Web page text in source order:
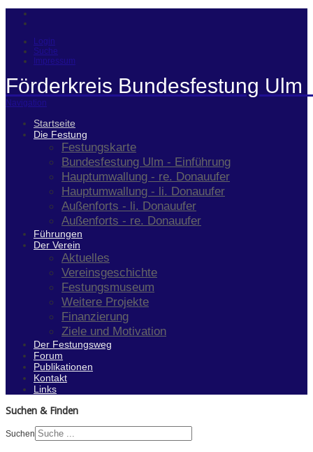
Login
Suche
Impressum
Förderkreis Bundesfestung Ulm
Navigation
Startseite
Die Festung
Festungskarte
Bundesfestung Ulm - Einführung
Hauptumwallung - re. Donauufer
Hauptumwallung - li. Donauufer
Außenforts - li. Donauufer
Außenforts - re. Donauufer
Führungen
Der Verein
Aktuelles
Vereinsgeschichte
Festungsmuseum
Weitere Projekte
Finanzierung
Ziele und Motivation
Der Festungsweg
Forum
Publikationen
Kontakt
Links
Suchen & Finden
Suchen